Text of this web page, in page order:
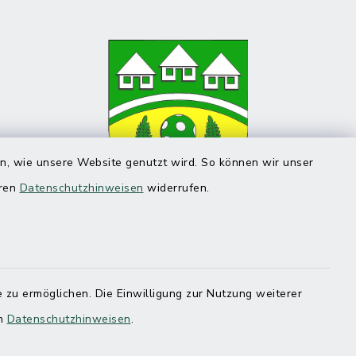
wie unsere Website genutzt wird. So können wir unser
Datenschutzhinweisen widerrufen.
ermöglichen. Die Einwilligung zur Nutzung weiterer
Datenschutzhinweisen.